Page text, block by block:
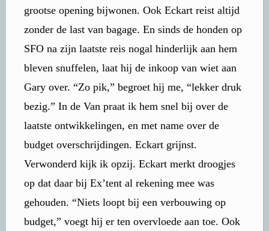
grootse opening bijwonen. Ook Eckart reist altijd
zonder de last van bagage. En sinds de honden op
SFO na zijn laatste reis nogal hinderlijk aan hem
bleven snuffelen, laat hij de inkoop van wiet aan
Gary over. “Zo pik,” begroet hij me, “lekker druk
bezig.” In de Van praat ik hem snel bij over de
laatste ontwikkelingen, en met name over de
budget overschrijdingen. Eckart grijnst.
Verwonderd kijk ik opzij. Eckart merkt droogjes
op dat daar bij Ex’tent al rekening mee was
gehouden. “Niets loopt bij een verbouwing op
budget,” voegt hij er ten overvloede aan toe. Ook